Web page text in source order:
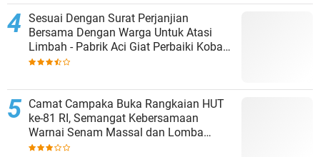
Sesuai Dengan Surat Perjanjian
Bersama Dengan Warga Untuk Atasi
Limbah - Pabrik Aci Giat Perbaiki Kobak
Penampungan Air
Camat Campaka Buka Rangkaian HUT
ke-81 RI, Semangat Kebersamaan
Warnai Senam Massal dan Lomba
Karaoke Perangkat Desa